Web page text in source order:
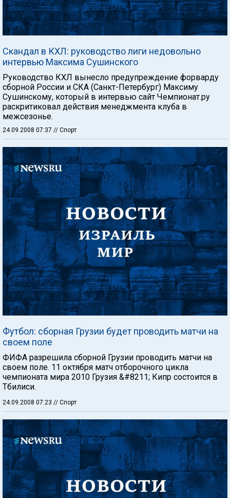
Скандал в КХЛ: руководство лиги недовольно
интервью Максима Сушинского
Руководство КХЛ вынесло предупреждение форварду
сборной России и СКА (Санкт-Петербург) Максиму
Сушинскому, который в интервью сайт Чемпионат.ру
раскритиковал действия менеджмента клуба в
межсезонье.
24.09.2008 07:37 // Спорт
Футбол: сборная Грузии будет проводить матчи на
своем поле
ФИФА разрешила сборной Грузии проводить матчи на
своем поле. 11 октября матч отборочного цикла
чемпионата мира 2010 Грузия &#8211; Кипр состоится в
Тбилиси.
24.09.2008 07:23 // Спорт